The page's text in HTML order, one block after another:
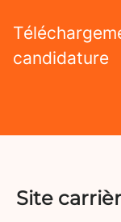
candidature
Site